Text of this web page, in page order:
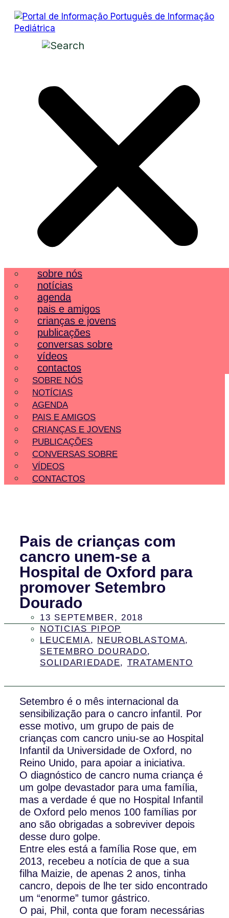
sobre nós
notícias
agenda
pais e amigos
crianças e jovens
publicações
conversas sobre
vídeos
contactos
SOBRE NÓS
NOTÍCIAS
AGENDA
PAIS E AMIGOS
CRIANÇAS E JOVENS
PUBLICAÇÕES
CONVERSAS SOBRE
VÍDEOS
CONTACTOS
Pais de crianças com
cancro unem-se a
Hospital de Oxford para
promover Setembro
Dourado
13 SEPTEMBER, 2018
NOTICIAS PIPOP
LEUCEMIA, NEUROBLASTOMA,
SETEMBRO DOURADO,
SOLIDARIEDADE, TRATAMENTO
Setembro é o mês internacional da
sensibilização para o cancro infantil. Por
esse motivo, um grupo de pais de
crianças com cancro uniu-se ao Hospital
Infantil da Universidade de Oxford, no
Reino Unido, para apoiar a iniciativa.
O diagnóstico de cancro numa criança é
um golpe devastador para uma família,
mas a verdade é que no Hospital Infantil
de Oxford pelo menos 100 famílias por
ano são obrigadas a sobreviver depois
desse duro golpe.
Entre eles está a família Rose que, em
2013, recebeu a notícia de que a sua
filha Maizie, de apenas 2 anos, tinha
cancro, depois de lhe ter sido encontrado
um “enorme” tumor gástrico.
O pai, Phil, conta que foram necessárias